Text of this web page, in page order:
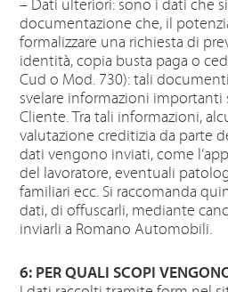
– Dati ulteriori: sono i dati che
documentazione che, il
formalizzare una richiesta di
identità, copia busta paga o
Cud o Mod. 730): tali
svelare informazioni importanti
Cliente. Tra tali informazioni,
valutazione creditizia da parte
dati vengono inviati, come
del lavoratore, eventuali
familiari ecc. Si raccomanda
dati, di offuscarli, mediante
inviarli a Romano Automobili.
6: PER QUALI SCOPI